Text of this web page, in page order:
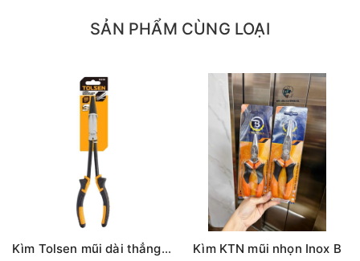
Đồ câu chính hãng, đúng thông tin mô tả và sản phẩm
Ảnh sản phẩm là cửa hàng 100% tự tay chụp nên mọi
thông tin và ảnh đều phù hợp với sản phẩm thực tế
Nếu sản phẩm bị lỗi hoặc xảy ra sự cố trong quá trình
vận chuyển, sử dụng. Chúng tôi sẽ hỗ trợ ngay cho quý
khách hàng và sẽ chịu trách nhiệm hoàn toàn để phục
vụ khách hàng tốt nhất
Đồ câu Cường KL
Nguyễn An
SẢN PHẨM CÙNG LOẠI
Kìm Tolsen mũi dài thẳng (280mm 11'') đen vàng Kìm KTN mũi nhọn Inox B